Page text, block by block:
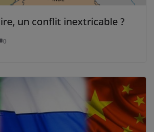
un conflit inextricable ?
0